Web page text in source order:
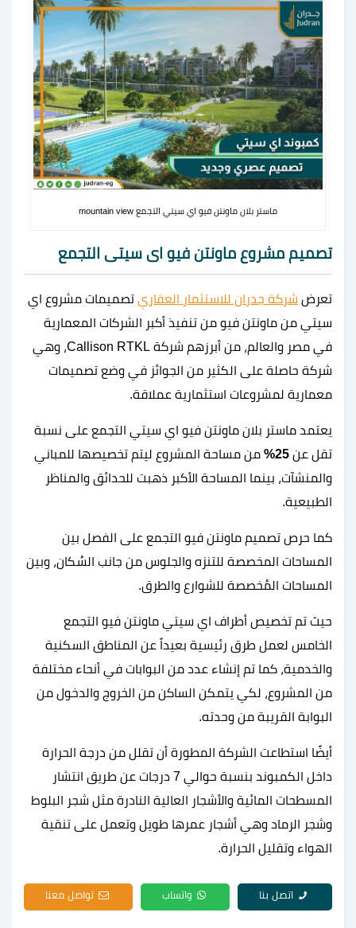
ماستر بلان ماونتن فيو اي سيتي التجمع mountain view
تصميم مشروع ماونتن فيو اى سيتى التجمع
تعرض شركة جدران للاستثمار العقاري تصميمات مشروع اي
سيتي من ماونتن فيو من تنفيذ أكبر الشركات المعمارية
في مصر والعالم، من أبرزهم شركة Callison RTKL، وهي
شركة حاصلة على الكثير من الجوائز في وضع تصميمات
معمارية لمشروعات استثمارية عملاقة.
يعتمد ماستر بلان ماونتن فيو اي سيتي التجمع على نسبة
تقل عن 25%
من مساحة المشروع ليتم تخصيصها للمباني
والمنشآت، بينما المساحة الأكبر ذهبت للحدائق والمناظر
الطبيعية.
كما حرص تصميم ماونتن فيو التجمع على الفصل بين
المساحات المخصصة للتنزه والجلوس من جانب السُكان، وبين
المساحات المُخصصة للشوارع والطرق.
حيث تم تخصيص أطراف اي سيتي ماونتن فيو التجمع
الخامس لعمل طرق رئيسية بعيداً عن المناطق السكنية
والخدمية، كما تم إنشاء عدد من البوابات في أنحاء مختلفة
من المشروع، لكي يتمكن الساكن من الخروج والدخول من
البوابة القريبة من وحدته.
أيضًا استطاعت الشركة المطورة أن تقلل من درجة الحرارة
داخل الكمبوند بنسبة حوالي 7 درجات عن طريق انتشار
المسطحات المائية والأشجار العالية النادرة مثل شجر البلوط
وشجر الرماد وهي أشجار عمرها طويل وتعمل على تنقية
الهواء وتقليل الحرارة.
اتصل بنا واتساب تواصل معنا